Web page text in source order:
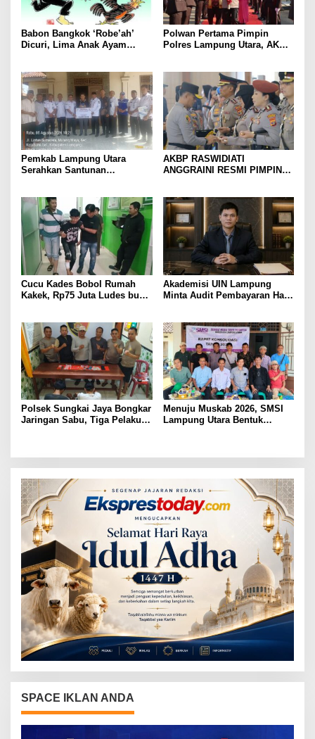
Babon Bangkok ‘Robe’ah’
Dicuri, Lima Anak Ayam
Polwan Pertama Pimpin
Polres Lampung Utara, AKBP
Pemkab Lampung Utara
Serahkan Santunan
AKBP RASWIDIATI
ANGGRAINI RESMI PIMPIN
KAMTIBMAS DAN
PELAYANAN PRESISI
Cucu Kades Bobol Rumah
Kakek, Rp75 Juta Ludes buat
Akademisi UIN Lampung
Minta Audit Pembayaran Hak
Berlarut
Polsek Sungkai Jaya Bongkar
Jaringan Sabu, Tiga Pelaku
Menuju Muskab 2026, SMSI
Lampung Utara Bentuk
SPACE IKLAN ANDA